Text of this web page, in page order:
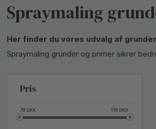
Spraymaling
Her finder du vores udvalg af
Spraymaling grunder og primer sikrer
Pris
79 DKK 119 DKK